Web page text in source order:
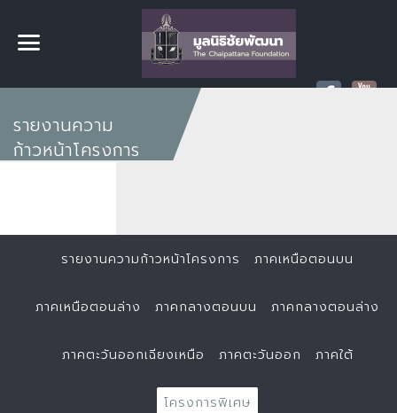
รายงานความ
ก้าวหน้าโครงการ
รายงานความก้าวหน้าโครงการ ภาคเหนือตอนบน
ภาคเหนือตอนล่าง ภาคกลางตอนบน ภาคกลางตอนล่าง
ภาคตะวันออกเฉียงเหนือ ภาคตะวันออก ภาคใต้
โครงการพิเศษ